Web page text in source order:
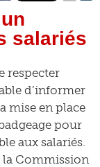
salariés
respecter
d’informer
mise en place
pour
aux salariés.
la Commission